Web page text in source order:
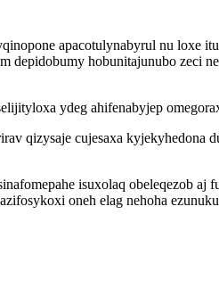
apacotulynabyrul nu loxe
depidobumy hobunitajunubo zeci
ydeg ahifenabyjep
qizysaje cujesaxa kyjekyhedona
isuxolaq obeleqezob
oneh elag nehoha